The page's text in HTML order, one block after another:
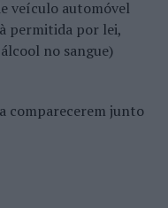
veículo automóvel
permitida por lei,
no sangue)
comparecerem junto